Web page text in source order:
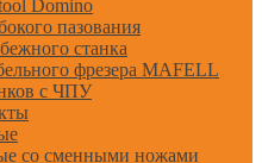
Domino
пазования
станка
фрезера MAFELL
с ЧПУ
со сменными ножами